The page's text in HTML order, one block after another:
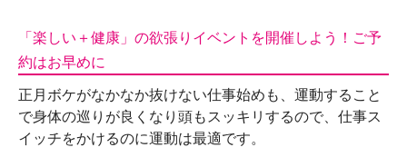
「楽しい＋健康」の欲張りイベントを開催しよう！ご予
約はお早めに
正月ボケがなかなか抜けない仕事始めも、運動すること
で身体の巡りが良くなり頭もスッキリするので、仕事ス
イッチをかけるのに運動は最適です。